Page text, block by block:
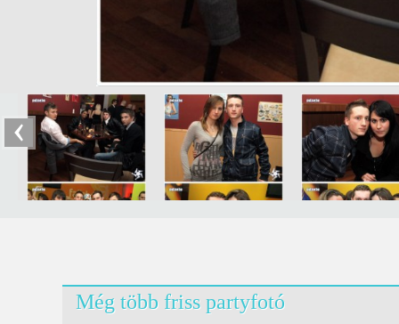
Még több friss partyfotó